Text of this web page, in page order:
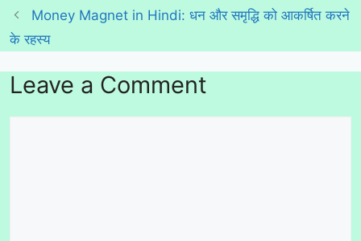
Money Magnet in Hindi: धन और समृद्धि को आकर्षित करने
के रहस्य
Leave a Comment